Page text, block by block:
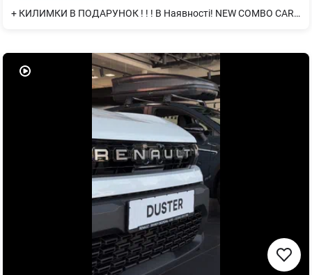
+ КИЛИМКИ В ПОДАРУНОК ! ! ! В Наявності! NEW COMBO CARGO! Бездротовий Android Auto/Apple Car Play. Нова велика мультимедіа 10" Цифрова панель приладів! Купуй в OPEL VIPOS!!! Будь серед найкращих! Запрошуємо! Тест-драйв